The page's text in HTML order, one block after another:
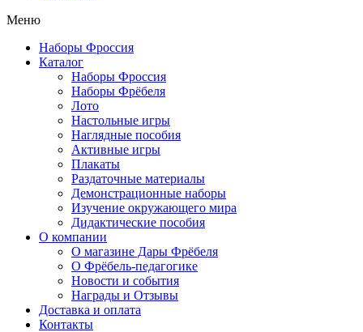
Меню
Наборы Фроссия
Каталог
Наборы Фроссия
Наборы Фрёбеля
Лото
Настольные игры
Наглядные пособия
Активные игры
Плакаты
Раздаточные материалы
Демонстрационные наборы
Изучение окружающего мира
Дидактические пособия
О компании
О магазине Дары Фрёбеля
О Фрёбель-педагогике
Новости и события
Награды и Отзывы
Доставка и оплата
Контакты